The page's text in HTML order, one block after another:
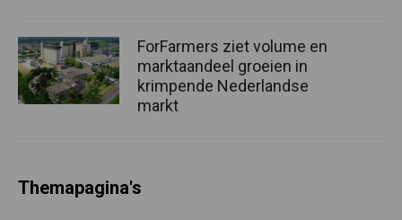
ForFarmers ziet volume en
marktaandeel groeien in
krimpende Nederlandse
markt
Themapagina's